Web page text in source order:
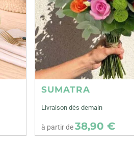
SUMATRA
Livraison dès demain
à partir de38,90 €